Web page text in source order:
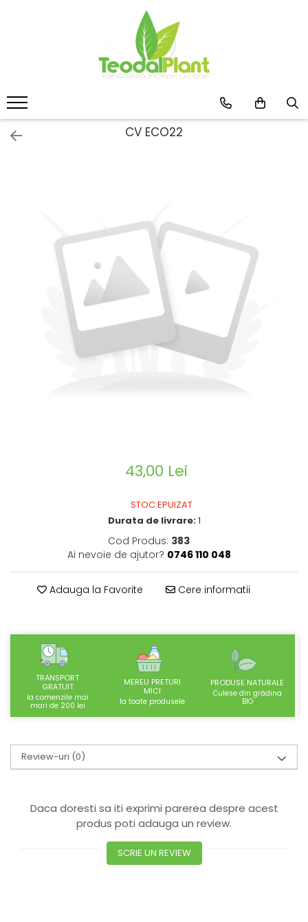
SUPLIMENTE ARTICULATII
SUPLIMENTE TONICE
CREME ANTIINFLAMATOARE-
CIRCULAȚIE
SUPLIMENTE HORMONALE
SUPLIMENTE CARDIO VASCULARE
SUPLIMENTE
HEPATOPROTECTOARE-BILA
SUPLIMENTE MEMORIE SI
SUPLIMENTE POTENȚĂ
SUPLIMENTE COLESTEROL
SUPLIMENTE RĂCEALĂ- APARAT
SUPLIMENTE ANTIOXIDANȚI-
ANTITUMORAL
SUPLIMENTE URO-GENITAL
SUPLIMENTE DETOXIFIERE
COLON
SUPLIMENTE IMUNITATE
COSMETICE FAȚĂ
CREME CORP-MASAJ-MAINI -
CALCAIE
ULEIURI
GEMODERIVATE
CREME AFECTIUNI PIELE
CV ECO22
43,00 Lei
STOC EPUIZAT
Durata de livrare:1
Cod Produs: 383
Ai nevoie de ajutor? 0746 110 048
Adauga la Favorite Cere informatii
TRANSPORT
GRATUIT
la comenzile mai
mari de 200 lei
MEREU PRETURI
MICI
la toate produsele
PRODUSE NATURALE
Culese din grădina
BIO
Review-uri (0)
Daca doresti sa iti exprimi parerea despre acest
produs poti adauga un review.
SCRIE UN REVIEW